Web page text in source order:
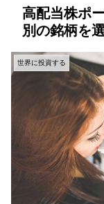
高配当株ポ
別の銘柄を
世界に投資する